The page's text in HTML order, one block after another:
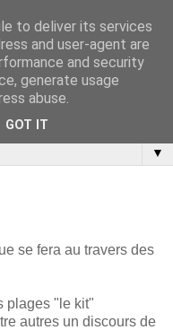
et de
▼
se fera au travers des
plages "le kit"
autres un discours de
to deliver its services
and user-agent are
and security
generate usage
abuse.
GOT IT